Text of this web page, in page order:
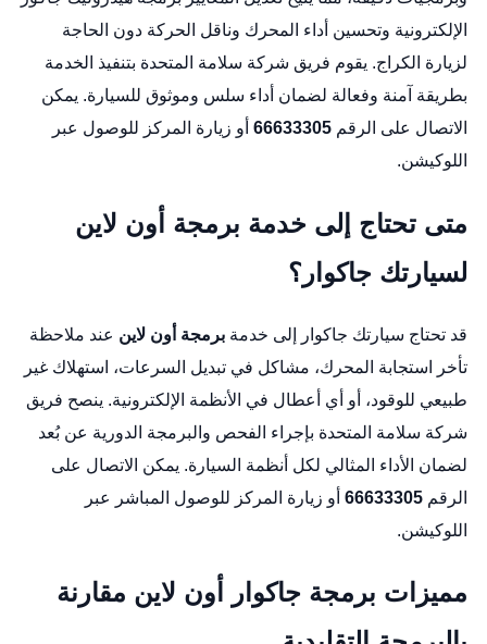
الإلكترونية وتحسين أداء المحرك وناقل الحركة دون الحاجة
لزيارة الكراج. يقوم فريق شركة سلامة المتحدة بتنفيذ الخدمة
بطريقة آمنة وفعالة لضمان أداء سلس وموثوق للسيارة. يمكن
الاتصال على الرقم 66633305أو زيارة المركز للوصول عبر
اللوكيشن.
متى تحتاج إلى خدمة برمجة أون لاين
لسيارتك جاكوار؟
قد تحتاج سيارتك جاكوار إلى خدمة برمجة أون لاين عند ملاحظة
تأخر استجابة المحرك، مشاكل في تبديل السرعات، استهلاك غير
طبيعي للوقود، أو أي أعطال في الأنظمة الإلكترونية. ينصح فريق
شركة سلامة المتحدة بإجراء الفحص والبرمجة الدورية عن بُعد
لضمان الأداء المثالي لكل أنظمة السيارة. يمكن الاتصال على
الرقم 66633305أو زيارة المركز للوصول المباشر عبر
اللوكيشن.
مميزات برمجة جاكوار أون لاين مقارنة